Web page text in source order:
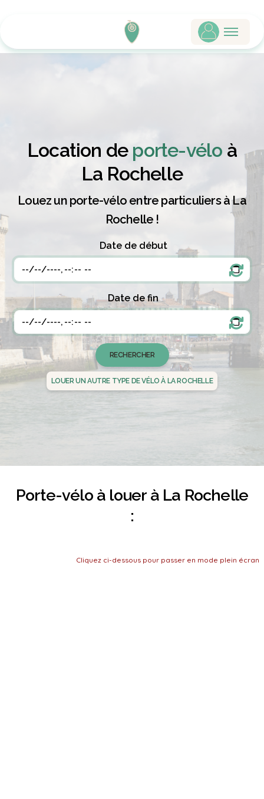
Location deporte-vélo à
La Rochelle
Louez un porte-vélo entre particuliers à La
Rochelle !
Date de début
Date de fin
LOUER UN AUTRE TYPE DE VÉLO À LA ROCHELLE
Porte-vélo à louer à La Rochelle
:
Cliquez ci-dessous pour passer en mode plein écran